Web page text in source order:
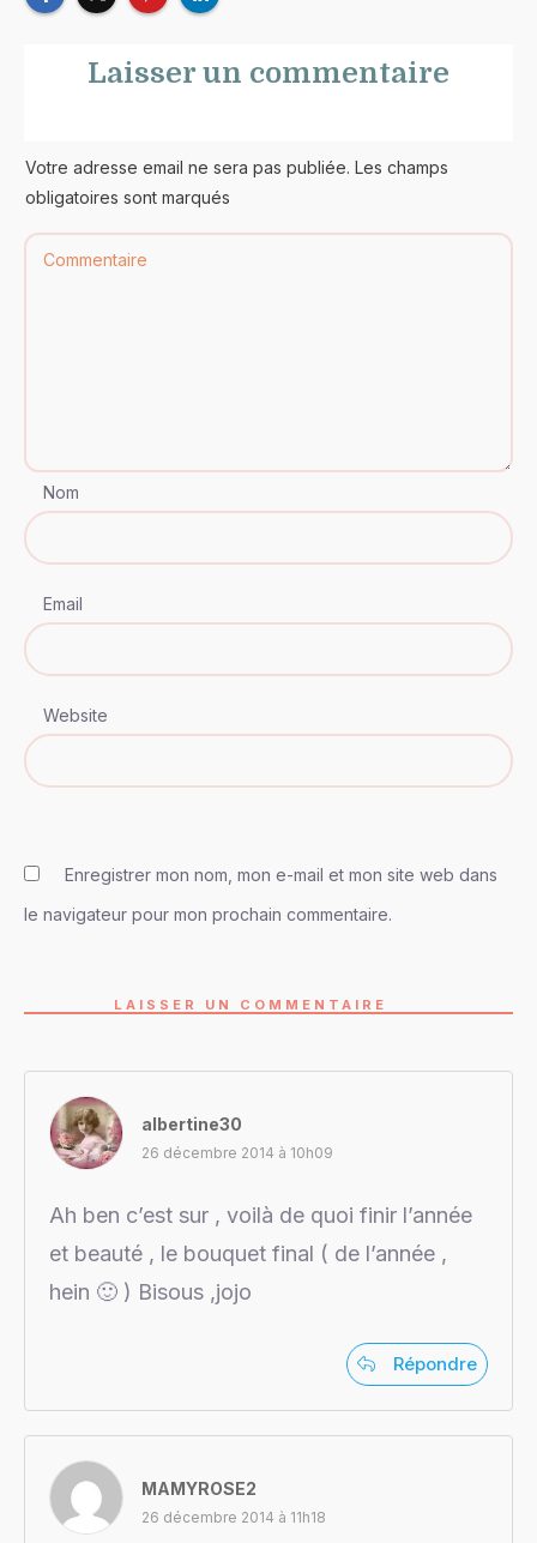
Laisser un commentaire
Votre adresse email ne sera pas publiée. Les champs
obligatoires sont marqués
Nom
Email
Website
Enregistrer mon nom, mon e-mail et mon site web dans
le navigateur pour mon prochain commentaire.
LAISSER UN COMMENTAIRE
albertine30
26 décembre 2014 à 10h09
Ah ben c’est sur , voilà de quoi finir l’année
et beauté , le bouquet final ( de l’année ,
hein 🙂 ) Bisous ,jojo
Répondre
MAMYROSE2
26 décembre 2014 à 11h18